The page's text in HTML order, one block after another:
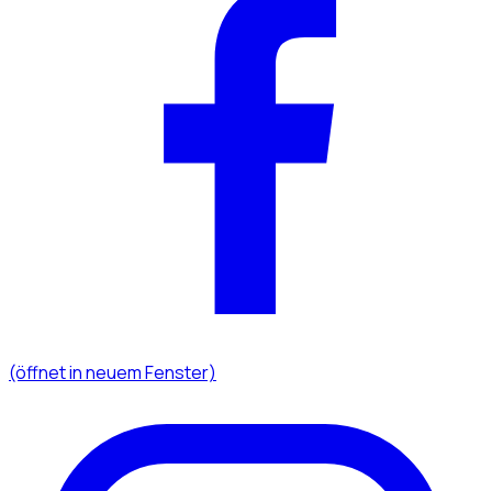
(öffnet in neuem Fenster)